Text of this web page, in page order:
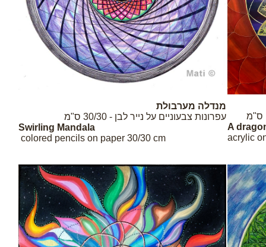
A
acrylic
מנדלה מערבולת
עפרונות צבעוניים על נייר לבן - 30/30 ס"מ
Mandala
30/30 cm